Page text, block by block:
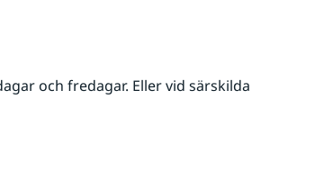
och fredagar. Eller vid särskilda